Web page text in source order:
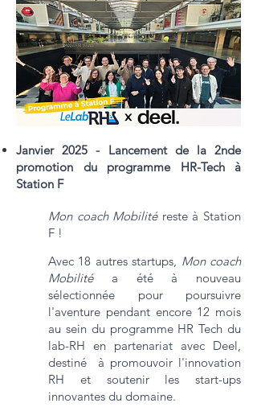
Janvier 2025 - Lancement de la 2nde
promotion du programme HR-Tech à
Station F
Mon coach Mobilitéreste à Station
F !
Avec 18 autres startups, Mon coach
Mobilitéa été à nouveau
sélectionnée pour poursuivre
l'aventure pendant encore 12 mois
au sein du programme HR Tech du
lab-RH en partenariat avec Deel,
destiné à promouvoir l'innovation
RH et soutenir les start-ups
innovantes du domaine.